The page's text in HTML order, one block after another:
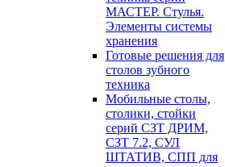
МАСТЕР. Стулья.
Элементы системы
хранения
Готовые решения для
столов зубного
техника
Мобильные столы,
столики, стойки
серий СЗТ ДРИМ,
СЗТ 7.2, СУЛ
ШТАТИВ, СПП для